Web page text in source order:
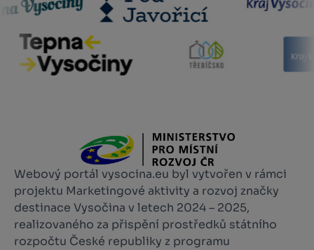
Webový portál vysocina.eu byl vytvořen v rámci
projektu Marketingové aktivity a rozvoj značky
destinace Vysočina v letech 2024 – 2025,
realizovaného za přispění prostředků státního
rozpočtu České republiky z programu